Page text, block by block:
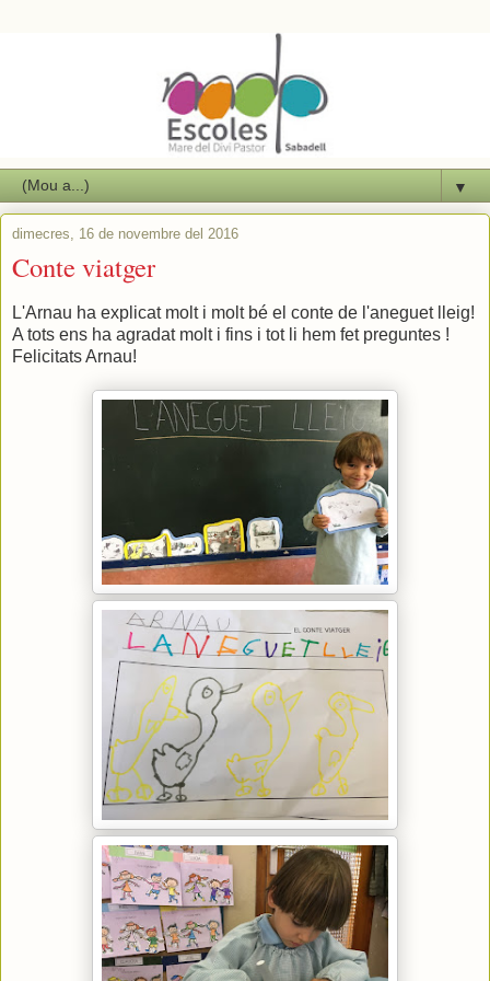
▼
dimecres, 16 de novembre del 2016
Conte viatger
L'Arnau ha explicat molt i molt bé el conte de l'aneguet lleig!
A tots ens ha agradat molt i fins i tot li hem fet preguntes !
Felicitats Arnau!